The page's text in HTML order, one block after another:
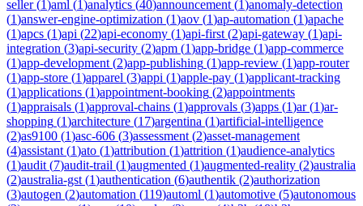
seller(1)aml (1)analytics (40)announcement (1)anomaly-detection
(1)answer-engine-optimization (1)aov (1)ap-automation (1)apache
(1)apcs (1)api (22)api-economy (1)api-first (2)api-gateway (1)api-
integration (3)api-security (2)apm (1)app-bridge (1)app-commerce
(1)app-development (2)app-publishing (1)app-review (1)app-router
(1)app-store (1)apparel (3)appi (1)apple-pay (1)applicant-tracking
(1)applications (1)appointment-booking (2)appointments
(1)appraisals (1)approval-chains (1)approvals (3)apps (1)ar(1)ar-
shopping (1)architecture (17)argentina (1)artificial-intelligence
(2)as9100 (1)asc-606 (3)assessment (2)asset-management
(4)assistant (1)ato (1)attribution (1)attrition (1)audience-analytics
(1)audit (7)audit-trail (1)augmented (1)augmented-reality (2)australia
(2)australia-gst (1)authentication (6)authentik (2)authorization
(3)autogen (2)automation (119)automl (1)automotive (5)autonomous